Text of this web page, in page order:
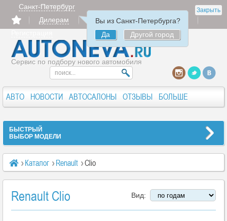
Закрыть
Санкт-Петербург
Вы из Санкт-Петербурга?
Да
Другой город
Дилерам Продать
Авторизация
Сервис по подбору нового автомобиля
АВТО НОВОСТИ АВТОСАЛОНЫ ОТЗЫВЫ БОЛЬШЕ
БЫСТРЫЙ
ВЫБОР МОДЕЛИ
Каталог Renault Clio
Вид:
Renault Clio